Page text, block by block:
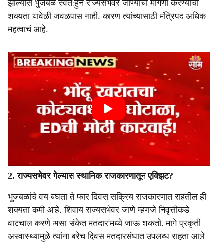
झाल्यास भुजबळ स्वत:हुन राज्यसभेवर जाण्याची मागणी करण्याची
शक्यता यावेळी जवळपास नाही. कारण त्यांच्यासाठी मंत्रिपद अधिक
महत्वाचं आहे.
2. राज्यसभेवर गेल्यास स्थानिक राजकारणातून एक्झिट?
भुजबळांचे वय बघता ते फार दिवस सक्रिय राजकारणात राहतील ही
शक्यता कमी आहे. शिवाय राज्यसभेवर जाणे म्हणजे निवृत्तीकडे
वाटचाल करणे असा संकेत मतदारांमध्ये जाऊ शकतो. मागे प्रकृती
अस्वास्थ्यामुळे त्यांना बरेच दिवस मतदारसंघात उपलब्ध राहता आले